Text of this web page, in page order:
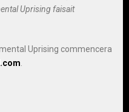
Uprising faisait
Uprising commencera
.